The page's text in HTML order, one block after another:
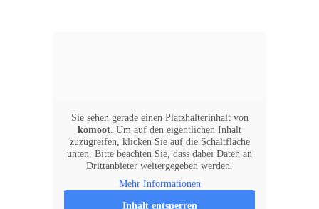
Sie sehen gerade einen Platzhalterinhalt von
komoot . Um auf den eigentlichen Inhalt
zuzugreifen, klicken Sie auf die Schaltfläche
unten. Bitte beachten Sie, dass dabei Daten an
Drittanbieter weitergegeben werden.
Mehr Informationen
Inhalt entsperren